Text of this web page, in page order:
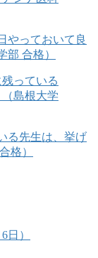
やっておいて良
合格）
る先生は、挙げ
格）
日）